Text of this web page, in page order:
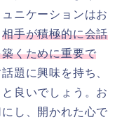
ニケーションはお
相手が積極的に会話
くために重要で
題に興味を持ち、
良いでしょう。お
し、開かれた心で